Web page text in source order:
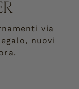
via
nuovi